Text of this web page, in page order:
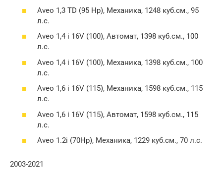
Aveo 1,3 TD (95 Hp), Механика, 1248 куб.см., 95
л.с.
Aveo 1,4 i 16V (100), Автомат, 1398 куб.см., 100
л.с.
Aveo 1,4 i 16V (100), Механика, 1398 куб.см., 100
л.с.
Aveo 1,6 i 16V (115), Механика, 1598 куб.см., 115
л.с.
Aveo 1,6 i 16V (115), Автомат, 1598 куб.см., 115
л.с.
Aveo 1.2i (70Hp), Механика, 1229 куб.см., 70 л.с.
2003-2021